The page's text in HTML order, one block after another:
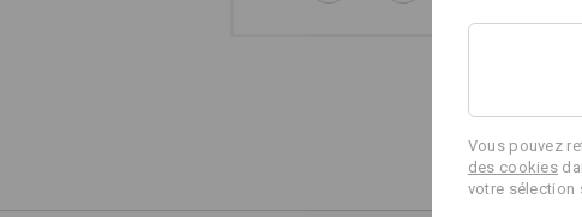
Vous pouvez
des cookies
votre sélection